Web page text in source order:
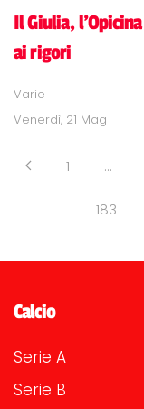
Il Giulia,
ai rigori
Varie
Venerdì, 21 Mag
1 …
183
Calcio
Serie A
Serie B